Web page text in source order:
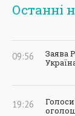
Останні
09:56
Заява
19:26